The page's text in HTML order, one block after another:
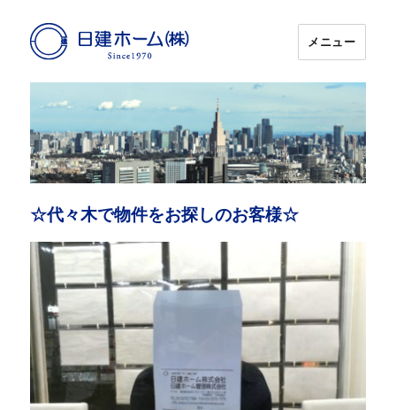
日建ホーム
メニュー
☆代々木で物件をお探しのお客様☆